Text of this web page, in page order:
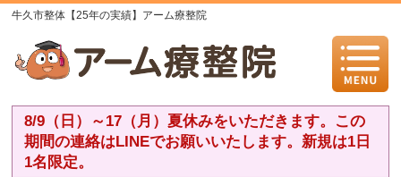
牛久市整体【25年の実績】アーム療整院
8/9（日）～17（月）夏休みをいただきます。この
期間の連絡はLINEでお願いいたします。新規は1日
1名限定。